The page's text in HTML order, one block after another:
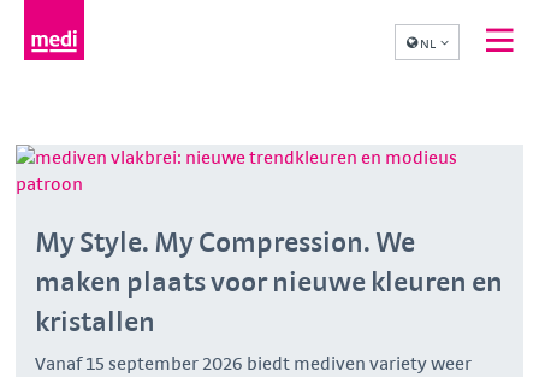
NL
My Style. My Compression. We
maken plaats voor nieuwe kleuren en
kristallen
Vanaf 15 september 2026 biedt mediven variety weer